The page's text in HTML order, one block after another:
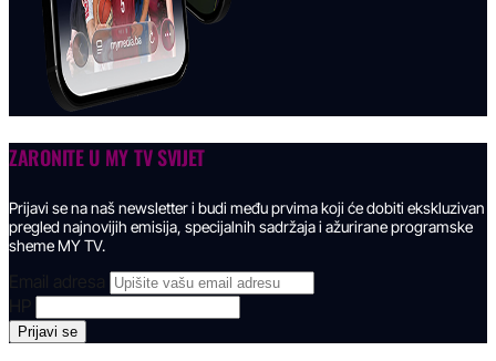
ZARONITE U MY TV SVIJET
Prijavi se na naš newsletter i budi među prvima koji će dobiti ekskluzivan
pregled najnovijih emisija, specijalnih sadržaja i ažurirane programske
sheme MY TV.
Email adresa